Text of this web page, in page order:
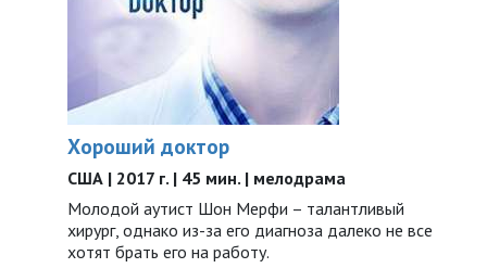
Хороший доктор
США | 2017 г. | 45 мин. | мелодрама
Молодой аутист Шон Мерфи – талантливый
хирург, однако из-за его диагноза далеко не все
хотят брать его на работу.